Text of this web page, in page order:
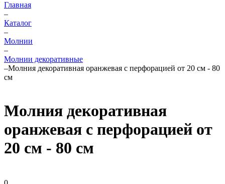
Главная
–
Каталог
–
Молнии
–
Молнии декоративные
–Молния декоративная оранжевая с перфорацией от 20 см - 80
см
Молния декоративная
оранжевая с перфорацией от
20 см - 80 см